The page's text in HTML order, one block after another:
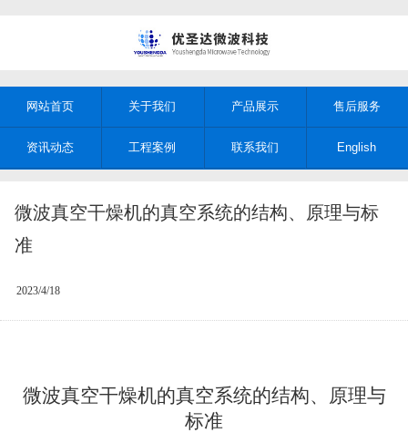
网站首页 关于我们 产品展示 售后服务
资讯动态 工程案例 联系我们 English
微波真空干燥机的真空系统的结构、原理与标
准
2023/4/18
微波真空干燥机的真空系统的结构、原理与
标准